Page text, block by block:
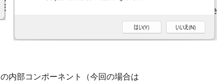
内部コンポーネント（今回の場合は